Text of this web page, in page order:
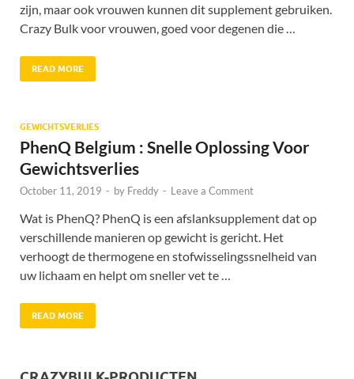
zijn, maar ook vrouwen kunnen dit supplement gebruiken.
Crazy Bulk voor vrouwen, goed voor degenen die …
READ MORE
GEWICHTSVERLIES
PhenQ Belgium : Snelle Oplossing Voor
Gewichtsverlies
October 11, 2019 - by Freddy - Leave a Comment
Wat is PhenQ? PhenQ is een afslanksupplement dat op
verschillende manieren op gewicht is gericht. Het
verhoogt de thermogene en stofwisselingssnelheid van
uw lichaam en helpt om sneller vet te …
READ MORE